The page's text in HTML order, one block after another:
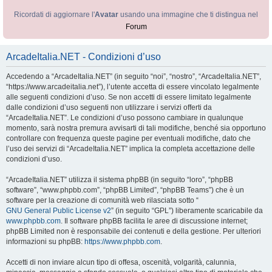
Ricordati di aggiornare l'Avatar usando una immagine che ti distingua nel
Forum
ArcadeItalia.NET - Condizioni d’uso
Accedendo a “ArcadeItalia.NET” (in seguito “noi”, “nostro”, “ArcadeItalia.NET”,
“https://www.arcadeitalia.net”), l’utente accetta di essere vincolato legalmente
alle seguenti condizioni d’uso. Se non accetti di essere limitato legalmente
dalle condizioni d’uso seguenti non utilizzare i servizi offerti da
“ArcadeItalia.NET”. Le condizioni d’uso possono cambiare in qualunque
momento, sarà nostra premura avvisarti di tali modifiche, benché sia opportuno
controllare con frequenza queste pagine per eventuali modifiche, dato che
l’uso dei servizi di “ArcadeItalia.NET” implica la completa accettazione delle
condizioni d’uso.
“ArcadeItalia.NET” utilizza il sistema phpBB (in seguito “loro”, “phpBB
software”, “www.phpbb.com”, “phpBB Limited”, “phpBB Teams”) che è un
software per la creazione di comunità web rilasciata sotto “
GNU General Public License v2” (in seguito “GPL”) liberamente scaricabile da
www.phpbb.com. Il software phpBB facilita le aree di discussione internet;
phpBB Limited non è responsabile dei contenuti e della gestione. Per ulteriori
informazioni su phpBB: https://www.phpbb.com.
Accetti di non inviare alcun tipo di offesa, oscenità, volgarità, calunnia,